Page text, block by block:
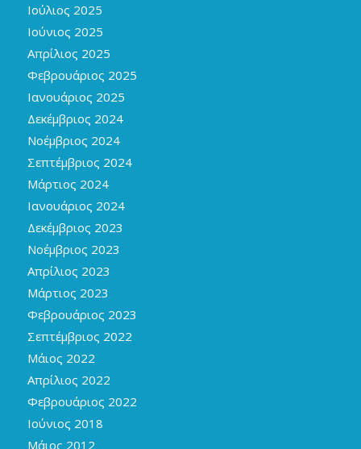
Ιούλιος 2025
Ιούνιος 2025
Απρίλιος 2025
Φεβρουάριος 2025
Ιανουάριος 2025
Δεκέμβριος 2024
Νοέμβριος 2024
Σεπτέμβριος 2024
Μάρτιος 2024
Ιανουάριος 2024
Δεκέμβριος 2023
Νοέμβριος 2023
Απρίλιος 2023
Μάρτιος 2023
Φεβρουάριος 2023
Σεπτέμβριος 2022
Μάιος 2022
Απρίλιος 2022
Φεβρουάριος 2022
Ιούνιος 2018
Μάιος 2012